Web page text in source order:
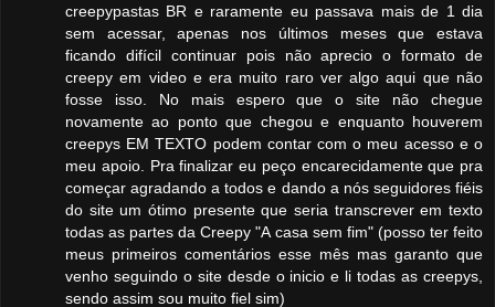
creepypastas BR e raramente eu passava mais de 1 dia
sem acessar, apenas nos últimos meses que estava
ficando difícil continuar pois não aprecio o formato de
creepy em video e era muito raro ver algo aqui que não
fosse isso. No mais espero que o site não chegue
novamente ao ponto que chegou e enquanto houverem
creepys EM TEXTO podem contar com o meu acesso e o
meu apoio. Pra finalizar eu peço encarecidamente que pra
começar agradando a todos e dando a nós seguidores fiéis
do site um ótimo presente que seria transcrever em texto
todas as partes da Creepy "A casa sem fim" (posso ter feito
meus primeiros comentários esse mês mas garanto que
venho seguindo o site desde o inicio e li todas as creepys,
sendo assim sou muito fiel sim)